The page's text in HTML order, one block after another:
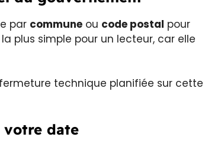
par commune ou code postal pour
plus simple pour un lecteur, car elle
technique planifiée sur cette
votre date